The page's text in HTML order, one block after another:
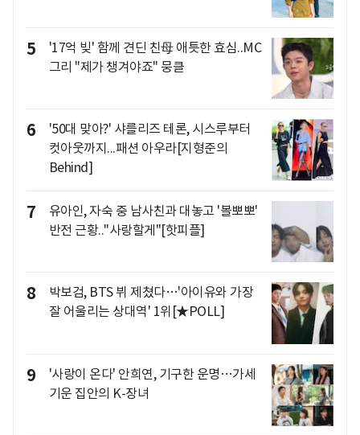
5
'17억 빚' 함께 견딘 친母 애틋한 효심..MC
그리 "제가 챙겨야죠" 뭉클
6
'50대 맞아?' 샤를리즈 테론, 시스루부터
컷아웃까지...패션 아우라[지형준의
Behind]
7
유아인, 자숙 중 남사친과 대놓고 '볼뽀뽀'
반전 근황.."사랑할게"[핫피플]
8
박보검, BTS 뷔 제쳤다…'아이유와 가장
잘 어울리는 상대역' 1위[★POLL]
9
'사랑이 온다' 안희연, 기구한 운명…가세
기운 집안의 K-장녀